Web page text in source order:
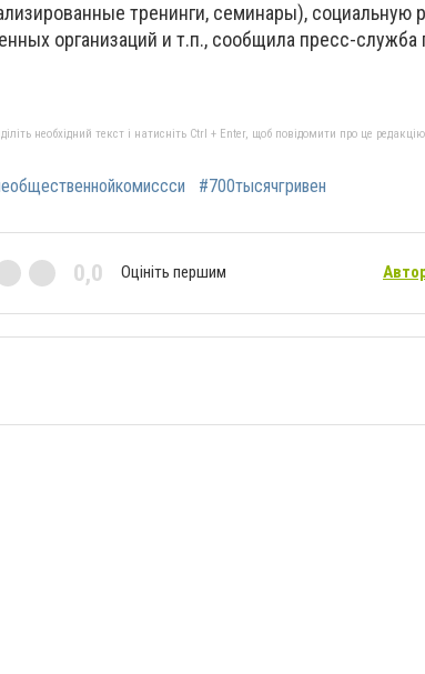
тренинги, семинары), социальную
организаций и т.п., сообщила пресс-служба
необхідний текст і натисніть Ctrl + Enter, щоб повідомити про це редакцію
#700тысячгривен
0,0 Оцініть першим